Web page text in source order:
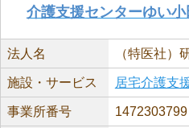
介護支援センターゆい小
法人名 （特医社）
施設・サービス 居宅介護支
事業所番号 1472303799